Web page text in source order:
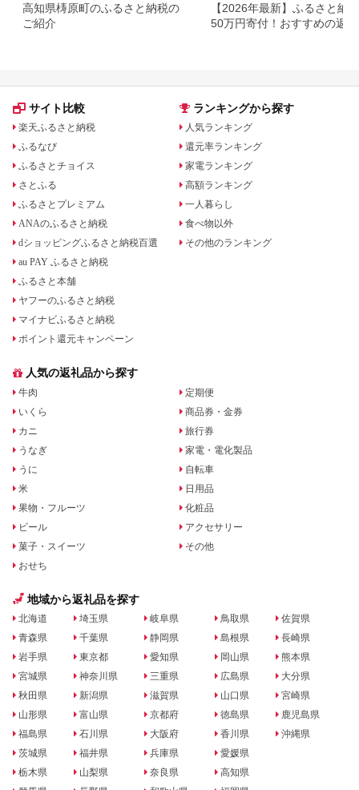
高知県梼原町のふるさと納税の
ご紹介
【2026年最新】ふるさと納
50万円寄付！おすすめの返
サイト比較
楽天ふるさと納税
ふるなび
ふるさとチョイス
さとふる
ふるさとプレミアム
ANAのふるさと納税
dショッピングふるさと納税百選
au PAY ふるさと納税
ふるさと本舗
ヤフーのふるさと納税
マイナビふるさと納税
ポイント還元キャンペーン
ランキングから探す
人気ランキング
還元率ランキング
家電ランキング
高額ランキング
一人暮らし
食べ物以外
その他のランキング
人気の返礼品から探す
牛肉
いくら
カニ
うなぎ
うに
米
果物・フルーツ
ビール
菓子・スイーツ
おせち
定期便
商品券・金券
旅行券
家電・電化製品
自転車
日用品
化粧品
アクセサリー
その他
地域から返礼品を探す
北海道
青森県
岩手県
宮城県
秋田県
山形県
福島県
茨城県
栃木県
埼玉県
千葉県
東京都
神奈川県
新潟県
富山県
石川県
福井県
山梨県
岐阜県
静岡県
愛知県
三重県
滋賀県
京都府
大阪府
兵庫県
奈良県
鳥取県
島根県
岡山県
広島県
山口県
徳島県
香川県
愛媛県
高知県
佐賀県
長崎県
熊本県
大分県
宮崎県
鹿児島県
沖縄県